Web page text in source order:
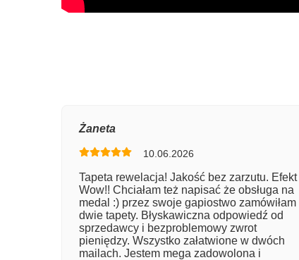
Żaneta
10.06.2026
Tapeta rewelacja! Jakość bez zarzutu. Efekt
Wow!! Chciałam też napisać że obsługa na
medal :) przez swoje gapiostwo zamówiłam
dwie tapety. Błyskawiczna odpowiedź od
sprzedawcy i bezproblemowy zwrot
pieniędzy. Wszystko załatwione w dwóch
mailach. Jestem mega zadowolona i